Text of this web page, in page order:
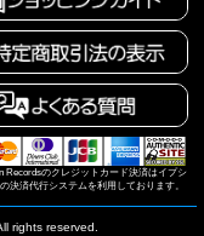
Recordsのクレジットカード決済はイプシ
決済代行システムを利用しております。
rights reserved.